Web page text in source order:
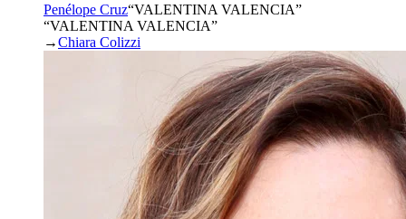
Penélope Cruz“VALENTINA VALENCIA”
“VALENTINA VALENCIA”
→Chiara Colizzi